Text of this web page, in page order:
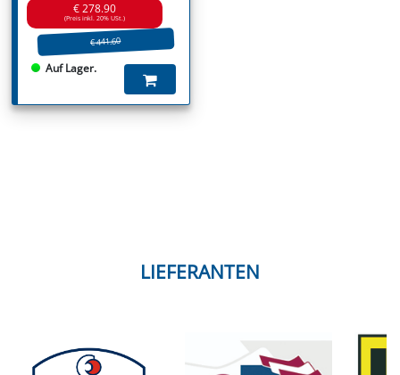
€ 278.90
(Preis inkl. 20% USt.)
€ 441.60
Auf Lager.
LIEFERANTEN